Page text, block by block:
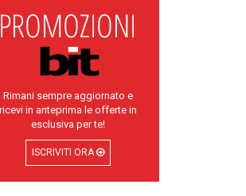
Rimani sempre aggiornato e
ricevi in anteprima le offerte in
esclusiva per te!
ISCRIVITI ORA